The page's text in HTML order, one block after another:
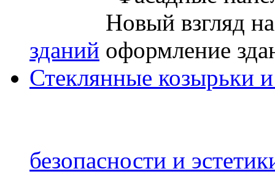
зданий
Стеклянные козырьки
безопасности и